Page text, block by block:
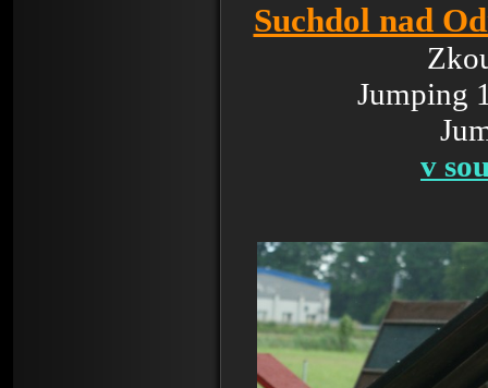
Suchdol nad
Jumping
v